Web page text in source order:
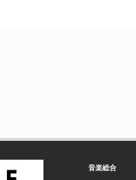
音楽総合